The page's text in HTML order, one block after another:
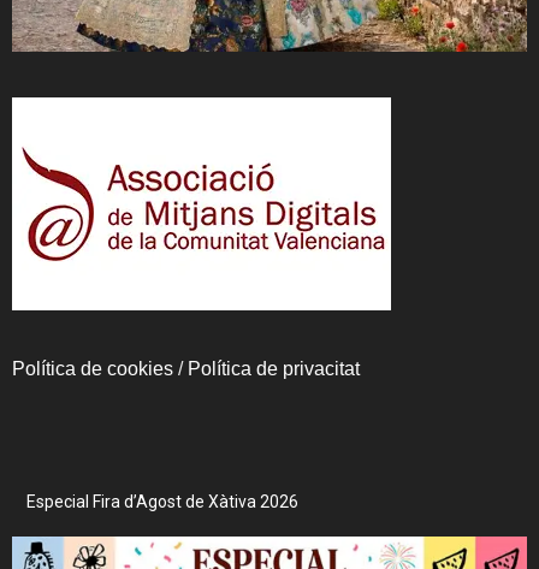
Política de cookies / Política de privacitat
Especial Fira d’Agost de Xàtiva 2026